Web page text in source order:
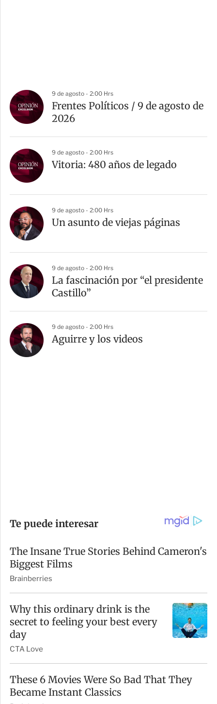
9 de agosto - 2:00 Hrs
Frentes Políticos / 9 de agosto de
2026
9 de agosto - 2:00 Hrs
Vitoria: 480 años de legado
9 de agosto - 2:00 Hrs
Un asunto de viejas páginas
9 de agosto - 2:00 Hrs
La fascinación por “el presidente
Castillo”
9 de agosto - 2:00 Hrs
Aguirre y los videos